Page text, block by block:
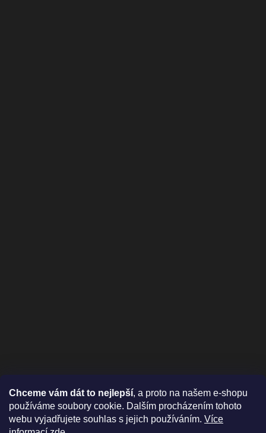
Chceme vám dát to nejlepší, a proto na našem e-shopu
používáme soubory cookie. Dalším procházením tohoto
webu vyjadřujete souhlas s jejich používáním. Více